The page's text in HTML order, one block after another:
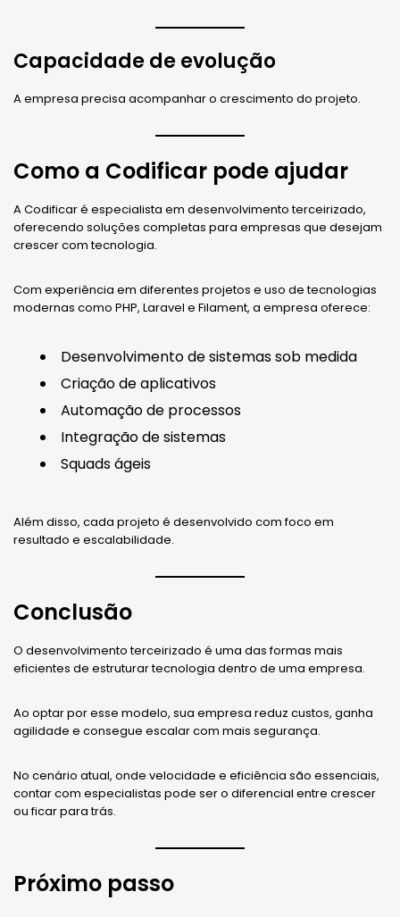
Capacidade de evolução
A empresa precisa acompanhar o crescimento do projeto.
Como a Codificar pode ajudar
A Codificar é especialista em desenvolvimento terceirizado,
oferecendo soluções completas para empresas que desejam
crescer com tecnologia.
Com experiência em diferentes projetos e uso de tecnologias
modernas como PHP, Laravel e Filament, a empresa oferece:
Desenvolvimento de sistemas sob medida
Criação de aplicativos
Automação de processos
Integração de sistemas
Squads ágeis
Além disso, cada projeto é desenvolvido com foco em
resultado e escalabilidade.
Conclusão
O desenvolvimento terceirizado é uma das formas mais
eficientes de estruturar tecnologia dentro de uma empresa.
Ao optar por esse modelo, sua empresa reduz custos, ganha
agilidade e consegue escalar com mais segurança.
No cenário atual, onde velocidade e eficiência são essenciais,
contar com especialistas pode ser o diferencial entre crescer
ou ficar para trás.
Próximo passo